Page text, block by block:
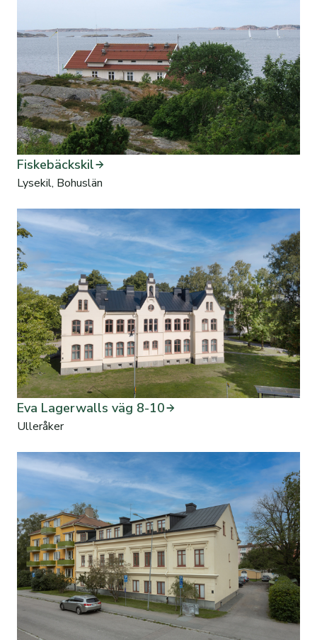
Fiskebäckskil
Lysekil, Bohuslän
Eva Lagerwalls väg 8-10
Ulleråker